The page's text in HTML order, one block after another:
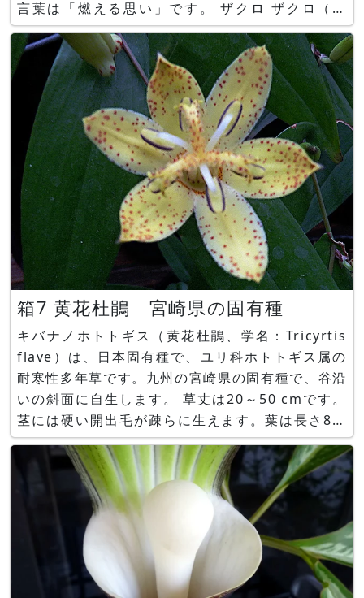
言葉は「燃える思い」です。 ザクロ ザクロ（石
榴、学名：Punica granatum）はイランやアフガ
ニスタン原産でザクロ科の耐寒性落葉小高木です。
花言葉は「円熟した優雅さ」です。 誕生花
箱7 黄花杜鵑 宮崎県の固有種
キバナノホトトギス（黄花杜鵑、学名：Tricyrtis
flave）は、日本固有種で、ユリ科ホトトギス属の
耐寒性多年草です。九州の宮崎県の固有種で、谷沿
いの斜面に自生します。 草丈は20～50 cmです。
茎には硬い開出毛が疎らに生えます。葉は長さ8～
20cmの緑色披針形をしており互生して茎に付きま
す。9月～11月に、葉腋から褐色の毛が生えた2～
6cmの花柄を出し、1～2個の花を上向きに咲かせ